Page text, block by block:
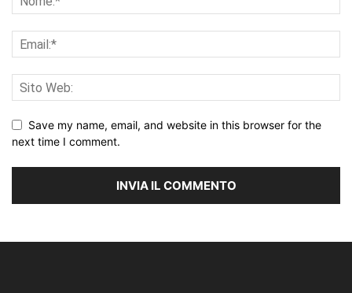
Save my name, email, and website in this browser for the
next time I comment.